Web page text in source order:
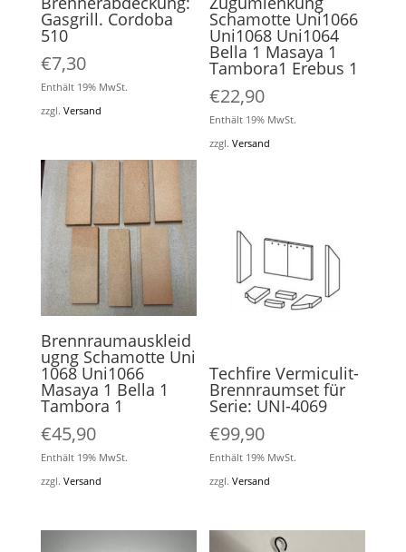
Gasgrill. Cordoba
510
€7,30
Enthält 19% MwSt.
zzgl. Versand
Schamotte Uni1066
Uni1068 Uni1064
Bella 1 Masaya 1
Tambora1 Erebus 1
€22,90
Enthält 19% MwSt.
zzgl.Versand
Brennraumauskleid
ugng Schamotte Uni
1068 Uni1066
Masaya 1 Bella 1
Tambora 1
€45,90
Enthält 19% MwSt.
zzgl. Versand
Techfire Vermiculit-
Brennraumset für
Serie: UNI-4069
€99,90
Enthält 19% MwSt.
zzgl.Versand